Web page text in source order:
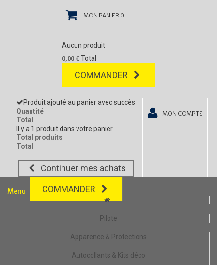
MON PANIER 0
Aucun produit
0,00 € Total
COMMANDER
Produit ajouté au panier avec succès
Quantité
Total
Il y a 1 produit dans votre panier.
Total produits
Total
Continuer mes achats
COMMANDER
MON COMPTE
Menu
Pilote
Apparence & Protections
Autocollants & Kits déco